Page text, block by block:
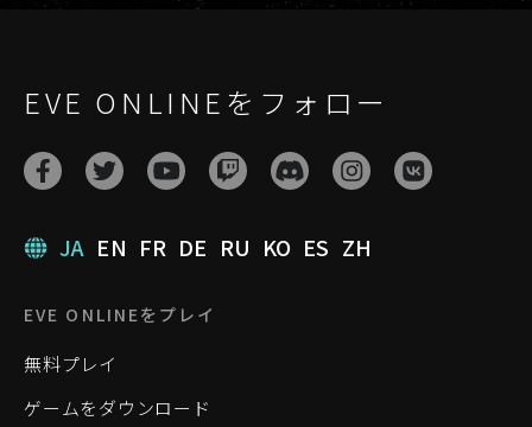
EVE ONLINEをフォロー
JA EN FR DE RU KO ES ZH
EVE ONLINEをプレイ
無料プレイ
ゲームをダウンロード